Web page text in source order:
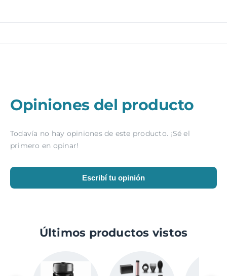
Opiniones del producto
Todavía no hay opiniones de este producto. ¡Sé el
primero en opinar!
Escribí tu opinión
Últimos productos vistos